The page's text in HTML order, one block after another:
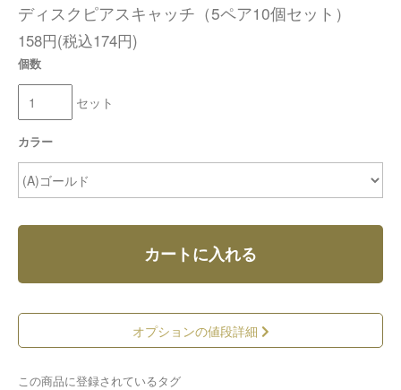
ディスクピアスキャッチ（5ペア10個セット）
158円(税込174円)
個数
セット
カラー
カートに入れる
オプションの値段詳細
この商品に登録されているタグ